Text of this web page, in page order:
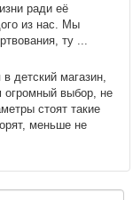
ради её
из нас. Мы
ту ...
детский магазин,
огромный выбор, не
стоят такие
меньше не